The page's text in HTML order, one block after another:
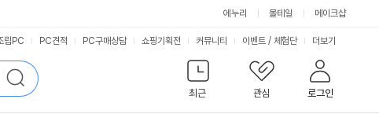
에누리 몰테일 메이크샵
검
색
최근
관심 로그인
립PC PC견적 PC구매상담 쇼핑기획전 커뮤니티 이벤트 / 체험단 서
비
스
더보기